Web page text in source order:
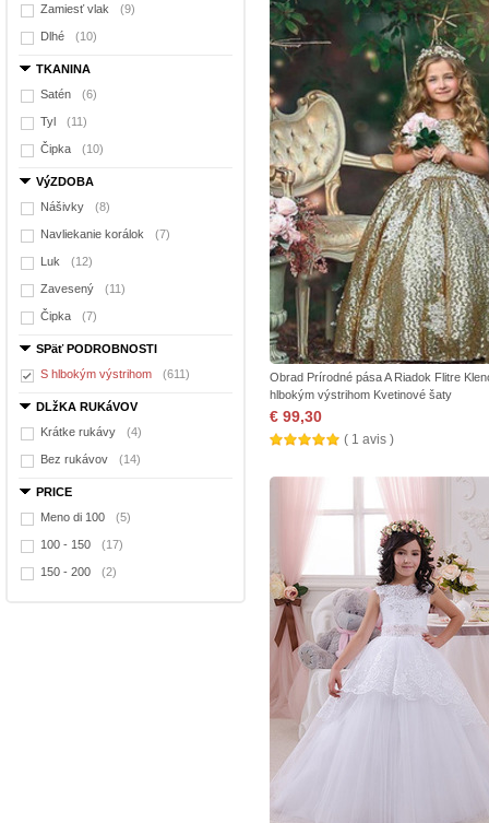
Zamiesť vlak (9)
Dlhé (10)
TKANINA
Satén
(6)
Tyl (11)
Čipka (10)
VýZDOBA
Nášivky
(8)
Navliekanie korálok (7)
Luk (12)
Zavesený (11)
Čipka (7)
SPäť PODROBNOSTI
S hlbokým výstrihom
(611)
DLžKA RUKáVOV
Krátke rukávy
(4)
Bez rukávov (14)
PRICE
Meno di 100
(5)
100 - 150 (17)
150 - 200 (2)
Obrad Prírodné pása A Riadok Flitre
hlbokým výstrihom Kvetinové šaty
€ 99,30
( 1 avis )